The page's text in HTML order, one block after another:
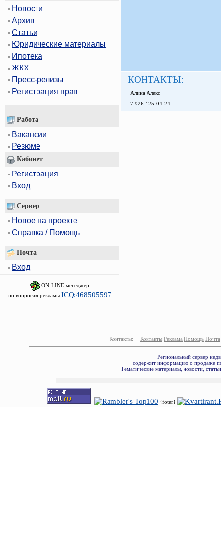
Новости
Архив
Статьи
Юридические материалы
Ипотека
ЖКХ
Пресс-релизы
Регистрация прав
Работа
Вакансии
Резюме
Кабинет
Регистрация
Вход
Сервер
Новое на проекте
Справка / Помощь
Почта
Вход
ON-LINE менеджер
по вопросам рекламы ICQ:468505597
КОНТАКТЫ:
Алина Алекс
7 926-125-04-24
Контакты: Контакты Реклама Помощь Почта
Региональный сервер
содержит информацию о продаже
Тематические материалы, новости,
{foter}